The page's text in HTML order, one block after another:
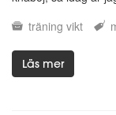
träning vikt
Läs mer